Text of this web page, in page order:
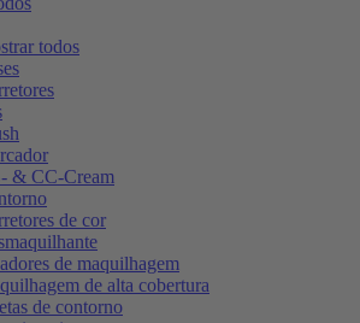
todos
& CC-Cream
de cor
de maquilhagem
de alta cobertura
de contorno